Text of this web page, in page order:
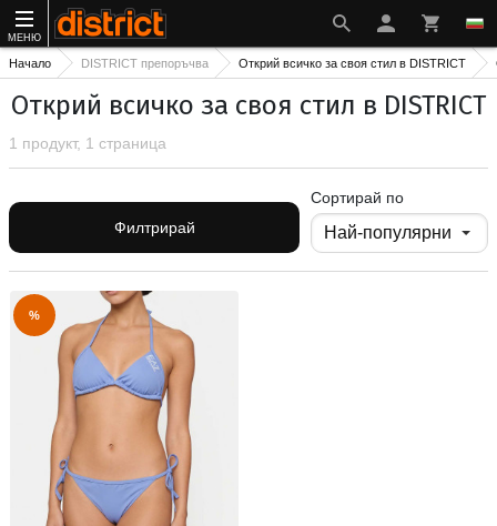
МЕНЮ
Начало DISTRICT препоръчва Открий всичко за своя стил в DISTRICT
Открий всичко за своя стил в DISTRICT
1 продукт, 1 страница
Филтрирай
Сортирай по
%